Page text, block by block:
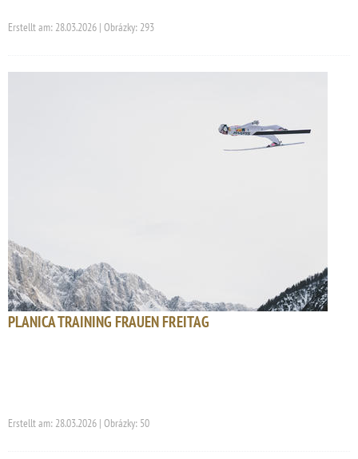
Erstellt am: 28.03.2026 | Obrázky: 293
PLANICA TRAINING FRAUEN FREITAG
Erstellt am: 28.03.2026 | Obrázky: 50